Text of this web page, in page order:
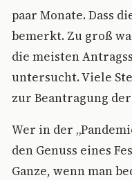
paar Monate. Dass
bemerkt. Zu groß
die meisten
untersucht. Viele
zur Beantragung
Wer in der
den Genuss eines
Ganze, wenn man